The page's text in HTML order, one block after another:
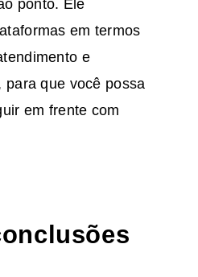
ponto. Ele
em termos
e
para que você possa
em frente com